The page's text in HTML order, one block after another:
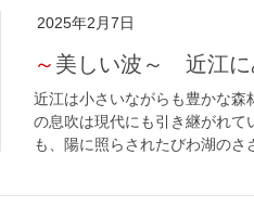
2025年2月7日
～美しい波～ 近江
近江は小さいながらも豊かな森
の息吹は現代にも引き継がれて
も、陽に照らされたびわ湖の